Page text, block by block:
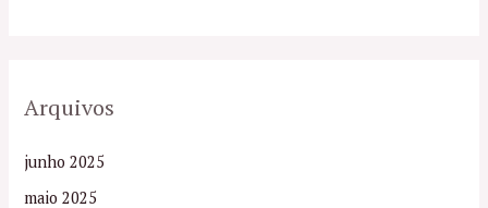
Arquivos
junho 2025
maio 2025